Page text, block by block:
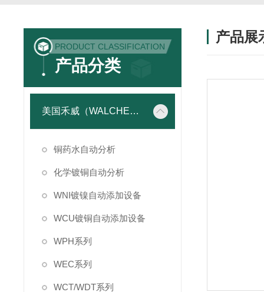
PRODUCT CLASSIFICATION
产品分类
美国禾威（WALCHEM）自动添加控制器
铜药水自动分析
化学镀铜自动分析
WNI镀镍自动添加设备
WCU镀铜自动添加设备
WPH系列
WEC系列
WCT/WDT系列
产品展